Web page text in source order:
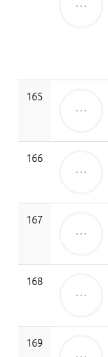
165
166
167
168
169